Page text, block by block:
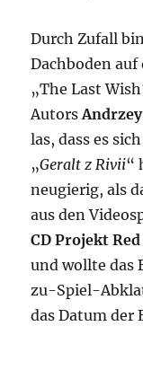
Durch Zufall
Dachboden
„The Last
Autors
las, dass es
„Geralt z Rivii“
neugierig, als
aus den
CD Projekt Red
und wollte das
zu-Spiel-
das Datum